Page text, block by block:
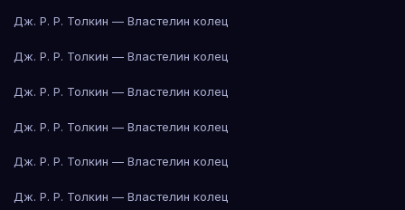
Дж. Р. Р. Толкин — Властелин колец
Дж. Р. Р. Толкин — Властелин колец
Дж. Р. Р. Толкин — Властелин колец
Дж. Р. Р. Толкин — Властелин колец
Дж. Р. Р. Толкин — Властелин колец
Дж. Р. Р. Толкин — Властелин колец